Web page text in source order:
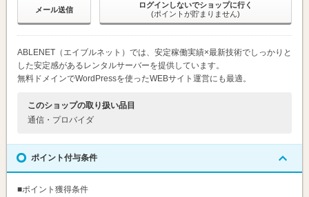
メール送信
ログインしないでショップに行く
(ポイントが貯まりません)
ABLENET（エイブルネット）では、安定稼働実績×最新技術でしっかりと
した安定感があるレンタルサーバーを提供しています。
無料ドメインでWordPressを使ったWEBサイト運営にも最適。
このショップの取り扱い品目
通信・プロバイダ
ポイント付与条件
■ポイント獲得条件